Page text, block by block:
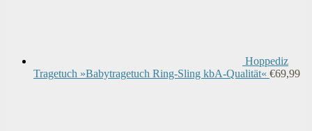
Hoppediz
Tragetuch »Babytragetuch Ring-Sling kbA-Qualität« €69,99